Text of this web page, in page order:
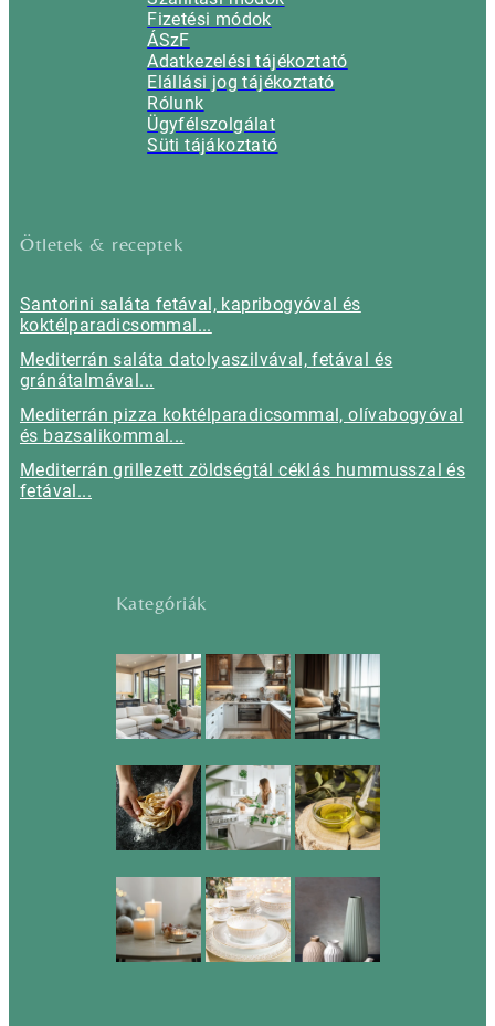
Fizetési módok
ÁSzF
Adatkezelési tájékoztató
Elállási jog tájékoztató
Rólunk
Ügyfélszolgálat
Süti tájákoztató
Ötletek & receptek
Santorini saláta fetával, kapribogyóval és
koktélparadicsommal...
Mediterrán saláta datolyaszilvával, fetával és
gránátalmával...
Mediterrán pizza koktélparadicsommal, olívabogyóval
és bazsalikommal...
Mediterrán grillezett zöldségtál céklás hummusszal és
fetával...
Kategóriák